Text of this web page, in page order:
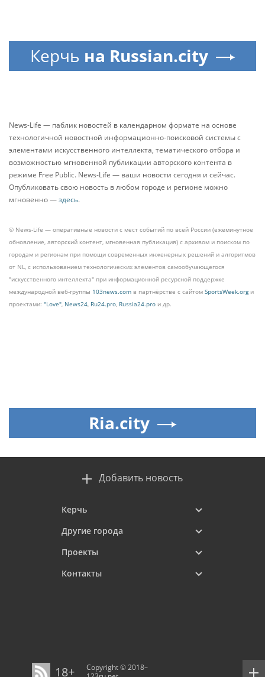
Керчь на Russian.city
News-Life — паблик новостей в календарном формате на основе
технологичной новостной информационно-поисковой системы с
элементами искусственного интеллекта, тематического отбора и
возможностью мгновенной публикации авторского контента в
режиме Free Public. News-Life — ваши новости сегодня и сейчас.
Опубликовать свою новость в любом городе и регионе можно
мгновенно —здесь.
© News-Life — оперативные новости с мест событий по всей России (ежеминутное
обновление, авторский контент, мгновенная публикация) с архивом и поиском по
городам и регионам при помощи современных инженерных решений и алгоритмов
от NL, с использованием технологических элементов самообучающегося
"искусственного интеллекта" при информационной ресурсной поддержке
международной веб-группы 103news.com в партнёрстве с сайтом SportsWeek.orgи
проектами: "Love", News24, Ru24.pro, Russia24.pro и др.
Ria.city
Добавить новость
Керчь
Другие города
Проекты
Контакты
18+
Copyright © 2018–